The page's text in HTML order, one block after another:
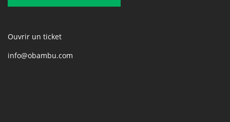
Ouvrir un ticket
info@obambu.com